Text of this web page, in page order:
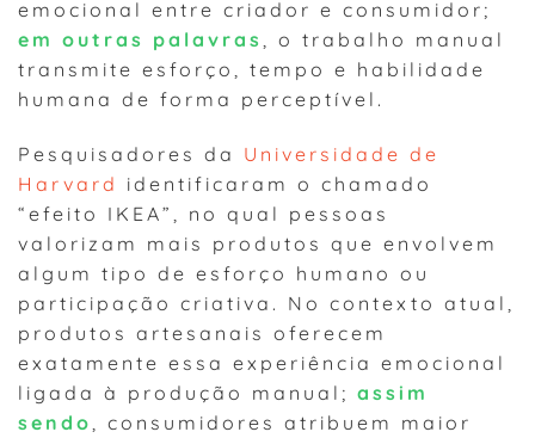
emocional entre criador e consumidor;
em outras palavras
, o trabalho manual
transmite esforço, tempo e habilidade
humana de forma perceptível.
Pesquisadores da Universidade de
Harvard identificaram o chamado
“efeito IKEA”, no qual pessoas
valorizam mais produtos que envolvem
algum tipo de esforço humano ou
participação criativa. No contexto atual,
produtos artesanais oferecem
exatamente essa experiência emocional
ligada à produção manual; assim
sendo
, consumidores atribuem maior